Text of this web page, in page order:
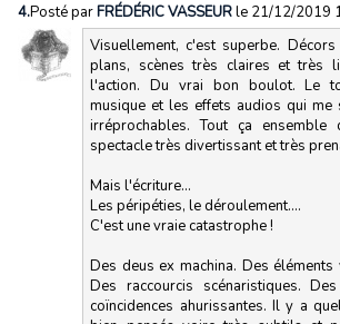
4.Posté parFRÉDÉRIC VASSEURle 21/12/2019
Visuellement, c'est superbe.
plans, scènes très claires et très
l'action. Du vrai bon boulot. Le
musique et les effets audios qui me
irréprochables. Tout ça ensemble
spectacle très divertissant et très
Mais l'écriture...
Les péripéties, le déroulement....
C'est une vraie catastrophe !
Des deus ex machina. Des
Des raccourcis scénaristiques.
coïncidences ahurissantes. Il y a